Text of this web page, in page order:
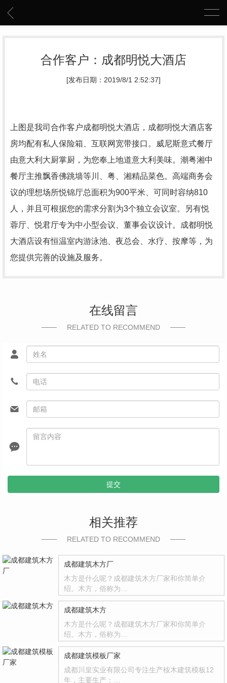
合作客户：成都明悦大酒店
[发布日期：2019/8/1 2:52:37]
上图是我司合作客户成都明悦大酒店，成都明悦大酒店客
房均配有私人保险箱、互联网宽带接口。威尼斯意式餐厅
由意大利大厨掌厨，为您奉上地道意大利美味。潮粤湘中
餐厅主推飘香佛跳墙等川、粤、湘精品菜色。高端商务会
议的理想场所悦锦厅总面积为900平米、可同时容纳810
人，并且可根据您的需求分割为3个独立会议室。另有悦
蓉厅、悦君厅专为中小型会议、董事会议设计。成都明悦
大酒店设有恒温室内游泳池、夜总会、水疗、按摩等，为
您提供完善的设施及服务。
在线留言
RELATED TO RECOMMEND
提交
相关推荐
RELATED TO RECOMMEND
成都建筑木方厂
木方是什么呢？成都建筑木方厂家和你简单介
绍。木方，俗称为…
成都建筑木方
木方是什么呢？成都建筑木方厂家和你简单介
绍。木方，俗称为…
成都建筑模板厂家
成都川皇实业有限公司专注生产桉木建筑模板12
年，主要生产：…